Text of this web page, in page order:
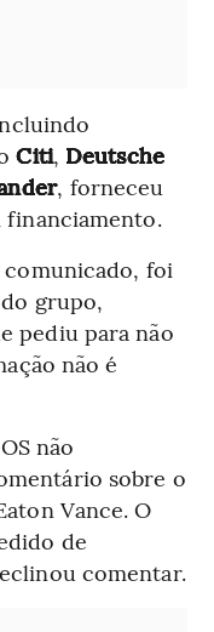
Citi, Deutsche
, forneceu
financiamento.
foi
grupo,
pediu para não
não é
não
sobre o
Vance. O
de
comentar.